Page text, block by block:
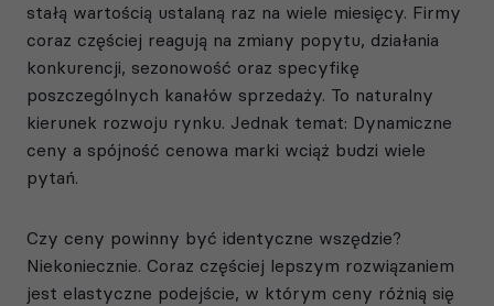
stałą wartością ustalaną raz na wiele miesięcy. Firmy
coraz częściej reagują na zmiany popytu, działania
konkurencji, sezonowość oraz specyfikę
poszczególnych kanałów sprzedaży. To naturalny
kierunek rozwoju rynku. Jednak temat: Dynamiczne
ceny a spójność cenowa marki wciąż budzi wiele
pytań.
Czy ceny powinny być identyczne wszędzie?
Niekoniecznie. Coraz częściej lepszym rozwiązaniem
jest elastyczne podejście, w którym ceny różnią się